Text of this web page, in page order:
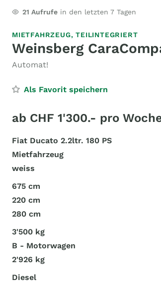
21 Aufrufe in den letzten 7 Tagen
MIETFAHRZEUG,TEILINTEGRIERT
Weinsberg
Automat!
Als Favorit speichern
ab CHF 1'300.- pro
Fiat Ducato 2.2ltr. 180 PS
Mietfahrzeug
weiss
675 cm
220 cm
280 cm
3'500 kg
B - Motorwagen
2'926 kg
Diesel